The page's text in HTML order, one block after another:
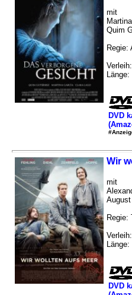
mit
Quim
Regie:
DVD
Wir
mit
August
Regie:
Länge:
DVD